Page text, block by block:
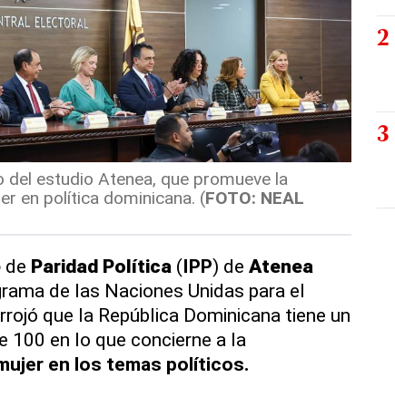
del estudio Atenea, que promueve la
en política dominicana. (FOTO: NEAL
de Paridad Política (IPP) de Atenea
de las Naciones Unidas para el
que la República Dominicana tiene un
100 en lo que concierne a la
en los temas políticos.